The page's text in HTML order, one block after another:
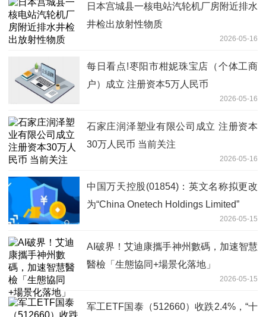
日本宫城县一核电站汽轮机厂房附近排水
井检出放射性物质
2026-05-16
每日看点!枣阳市柑妮珠宝店（个体工商
户）成立 注册资本5万人民币
2026-05-16
石家庄润泽塑业有限公司成立 注册资本
30万人民币 当前关注
2026-05-16
中国万天控股(01854)：英文名称拟更改
为“China Onetech Holdings Limited”
2026-05-15
AI破界！艾迪康攜手神州數碼，加速智慧
醫檢「生態協同+場景化落地」
2026-05-15
军工ETF国泰（512660）收跌2.4%，“十